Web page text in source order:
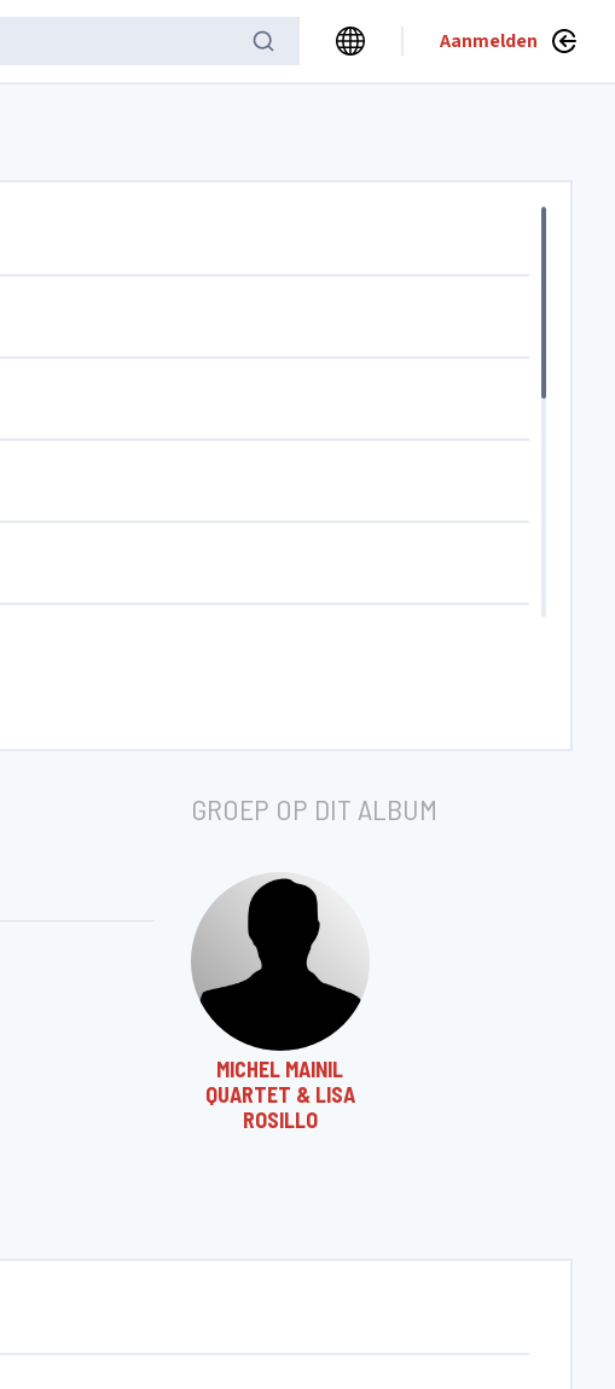
Aanmelden
GROEP OP DIT ALBUM
MICHEL MAINIL
QUARTET & LISA
ROSILLO